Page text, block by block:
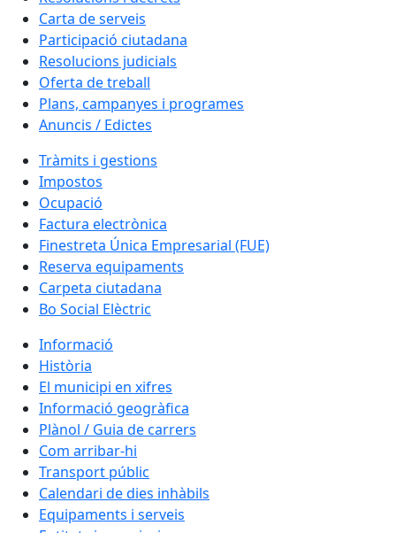
Carta de serveis
Participació ciutadana
Resolucions judicials
Oferta de treball
Plans, campanyes i programes
Anuncis / Edictes
Tràmits i gestions
Impostos
Ocupació
Factura electrònica
Finestreta Única Empresarial (FUE)
Reserva equipaments
Carpeta ciutadana
Bo Social Elèctric
Informació
Història
El municipi en xifres
Informació geogràfica
Plànol / Guia de carrers
Com arribar-hi
Transport públic
Calendari de dies inhàbils
Equipaments i serveis